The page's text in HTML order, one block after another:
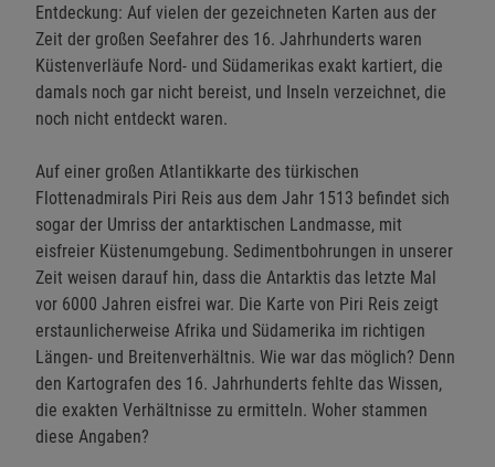
Entdeckung: Auf vielen der gezeichneten Karten aus der
Zeit der großen Seefahrer des 16. Jahrhunderts waren
Küstenverläufe Nord- und Südamerikas exakt kartiert, die
damals noch gar nicht bereist, und Inseln verzeichnet, die
noch nicht entdeckt waren.
Auf einer großen Atlantikkarte des türkischen
Flottenadmirals Piri Reis aus dem Jahr 1513 befindet sich
sogar der Umriss der antarktischen Landmasse, mit
eisfreier Küstenumgebung. Sedimentbohrungen in unserer
Zeit weisen darauf hin, dass die Antarktis das letzte Mal
vor 6000 Jahren eisfrei war. Die Karte von Piri Reis zeigt
erstaunlicherweise Afrika und Südamerika im richtigen
Längen- und Breitenverhältnis. Wie war das möglich? Denn
den Kartografen des 16. Jahrhunderts fehlte das Wissen,
die exakten Verhältnisse zu ermitteln. Woher stammen
diese Angaben?